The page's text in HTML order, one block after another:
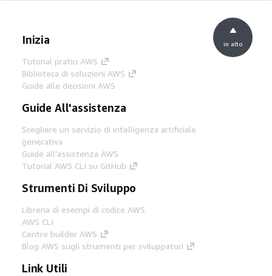
Inizia
Tutorial pratici AWS
Biblioteca di soluzioni AWS
Guide alle decisioni AWS
Guide All'assistenza
Scegliere un servizio di intelligenza artificiale
generativa
Guide all'assistenza AWS
Tutorial AWS CLI su GitHub
Strumenti Di Sviluppo
Libreria di esempi di codice AWS
AWS CLI
Centro builder AWS
Blog AWS sugli strumenti per sviluppatori
Link Utili
in alto